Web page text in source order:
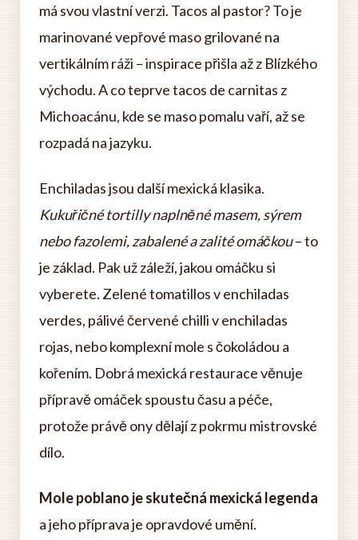
má svou vlastní verzi. Tacos al pastor? To je
marinované vepřové maso grilované na
vertikálním ráži – inspirace přišla až z Blízkého
východu. A co teprve tacos de carnitas z
Michoacánu, kde se maso pomalu vaří, až se
rozpadá na jazyku.
Enchiladas jsou další mexická klasika.
Kukuřičné tortilly naplněné masem, sýrem
nebo fazolemi, zabalené a zalité omáčkou– to
je základ. Pak už záleží, jakou omáčku si
vyberete. Zelené tomatillos v enchiladas
verdes, pálivé červené chilli v enchiladas
rojas, nebo komplexní mole s čokoládou a
kořením. Dobrá mexická restaurace věnuje
přípravě omáček spoustu času a péče,
protože právě ony dělají z pokrmu mistrovské
dílo.
Mole poblano je skutečná mexická legenda
a jeho příprava je opravdové umění.